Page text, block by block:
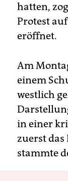
hatten,
Protest
eröffnet.
Am
einem
westlich
in einer
zuerst
stammte